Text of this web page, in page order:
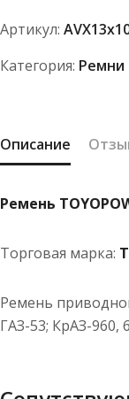
La
Артикул:
Категория: Ремни
Описание
Ремень
Торговая марка:
Ремень
ГАЗ-53; КрАЗ-960,